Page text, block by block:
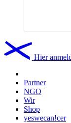
Hier
Partner
NGO
Wir
Shop
yeswecan!cer